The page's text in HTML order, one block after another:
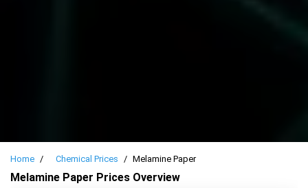
Home Chemical Prices Melamine Paper
Melamine Paper Prices Overview